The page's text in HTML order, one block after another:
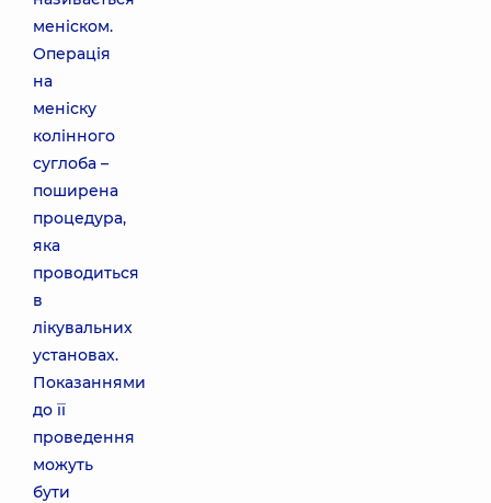
меніском.
Операція
на
меніску
колінного
суглоба –
поширена
процедура,
яка
проводиться
в
лікувальних
установах.
Показаннями
до її
проведення
можуть
бути